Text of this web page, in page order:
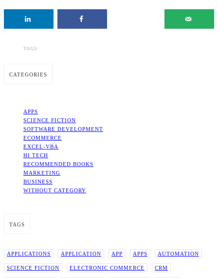
TAGS:
CATEGORIES
APPS
SCIENCE FICTION
SOFTWARE DEVELOPMENT
ECOMMERCE
EXCEL-VBA
HI TECH
RECOMMENDED BOOKS
MARKETING
BUSINESS
WITHOUT CATEGORY
TAGS
APPLICATIONS APPLICATION APP APPS AUTOMATION
SCIENCE FICTION ELECTRONIC COMMERCE CRM